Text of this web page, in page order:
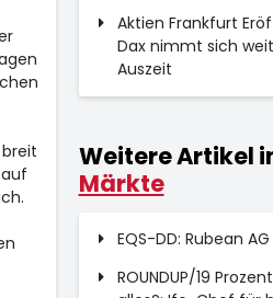
Aktien Frankfurt
Dax nimmt sich
Auszeit
Weitere Artikel
Märkte
EQS-DD: Rubean
ROUNDUP/19